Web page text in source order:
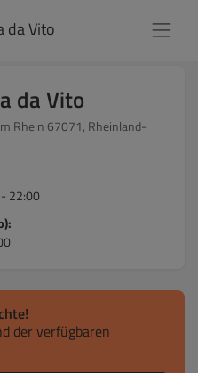
da Vito
da Vito
Rhein 67071, Rheinland-
22:00
der verfügbaren